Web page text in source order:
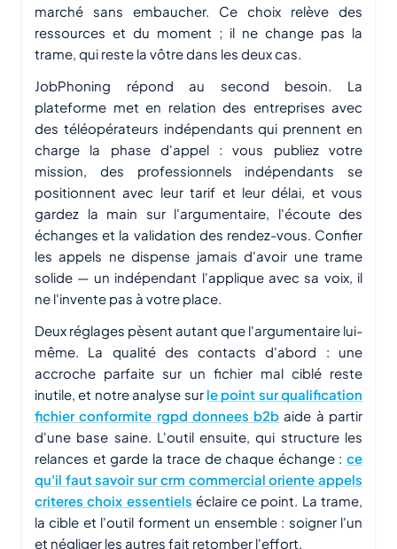
marché sans embaucher. Ce choix relève des
ressources et du moment ; il ne change pas la
trame, qui reste la vôtre dans les deux cas.
JobPhoning répond au second besoin. La
plateforme met en relation des entreprises avec
des téléopérateurs indépendants qui prennent en
charge la phase d'appel : vous publiez votre
mission, des professionnels indépendants se
positionnent avec leur tarif et leur délai, et vous
gardez la main sur l'argumentaire, l'écoute des
échanges et la validation des rendez-vous. Confier
les appels ne dispense jamais d'avoir une trame
solide — un indépendant l'applique avec sa voix, il
ne l'invente pas à votre place.
Deux réglages pèsent autant que l'argumentaire lui-
même. La qualité des contacts d'abord : une
accroche parfaite sur un fichier mal ciblé reste
inutile, et notre analyse sur le point sur qualification
fichier conformite rgpd donnees b2b aide à partir
d'une base saine. L'outil ensuite, qui structure les
relances et garde la trace de chaque échange : ce
qu'il faut savoir sur crm commercial oriente appels
criteres choix essentiels éclaire ce point. La trame,
la cible et l'outil forment un ensemble : soigner l'un
et négliger les autres fait retomber l'effort.